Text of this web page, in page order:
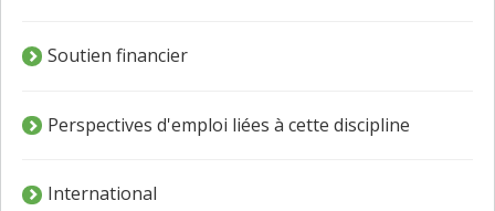
Soutien financier
Perspectives d'emploi liées à cette discipline
International